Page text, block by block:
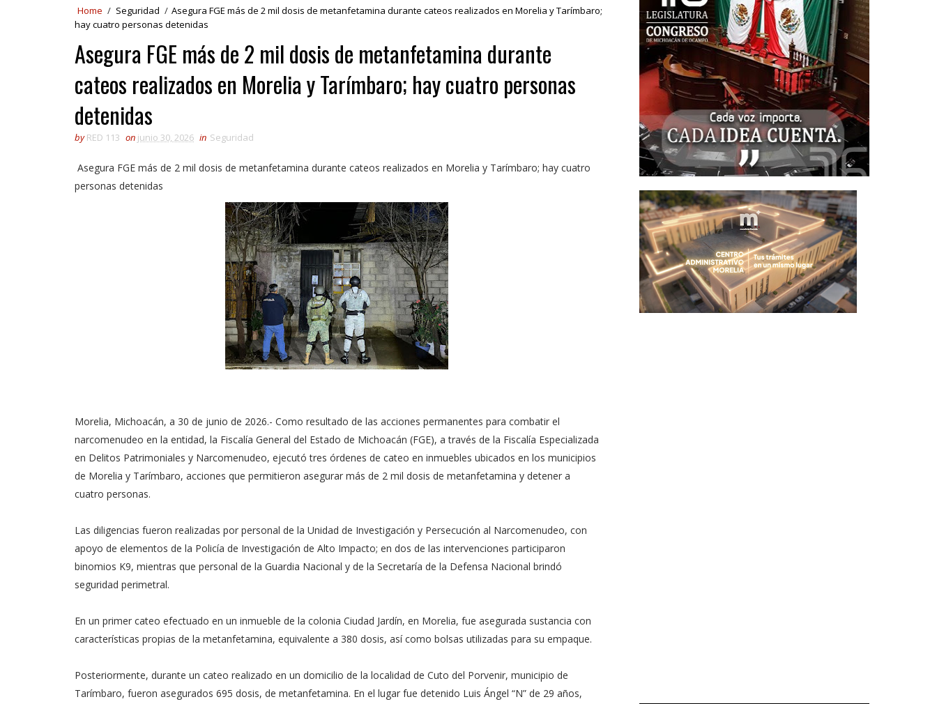
Home / Seguridad / Asegura FGE más de 2 mil dosis de metanfetamina durante cateos realizados en Morelia y Tarímbaro;
hay cuatro personas detenidas
Asegura FGE más de 2 mil dosis de metanfetamina durante
cateos realizados en Morelia y Tarímbaro; hay cuatro personas
detenidas
by RED 113 on junio 30, 2026 in Seguridad
Asegura FGE más de 2 mil dosis de metanfetamina durante cateos realizados en Morelia y Tarímbaro; hay cuatro
personas detenidas
Morelia, Michoacán, a 30 de junio de 2026.- Como resultado de las acciones permanentes para combatir el
narcomenudeo en la entidad, la Fiscalía General del Estado de Michoacán (FGE), a través de la Fiscalía Especializada
en Delitos Patrimoniales y Narcomenudeo, ejecutó tres órdenes de cateo en inmuebles ubicados en los municipios
de Morelia y Tarímbaro, acciones que permitieron asegurar más de 2 mil dosis de metanfetamina y detener a
cuatro personas.
Las diligencias fueron realizadas por personal de la Unidad de Investigación y Persecución al Narcomenudeo, con
apoyo de elementos de la Policía de Investigación de Alto Impacto; en dos de las intervenciones participaron
binomios K9, mientras que personal de la Guardia Nacional y de la Secretaría de la Defensa Nacional brindó
seguridad perimetral.
En un primer cateo efectuado en un inmueble de la colonia Ciudad Jardín, en Morelia, fue asegurada sustancia con
características propias de la metanfetamina, equivalente a 380 dosis, así como bolsas utilizadas para su empaque.
Posteriormente, durante un cateo realizado en un domicilio de la localidad de Cuto del Porvenir, municipio de
Tarímbaro, fueron asegurados 695 dosis, de metanfetamina. En el lugar fue detenido Luis Ángel “N” de 29 años,